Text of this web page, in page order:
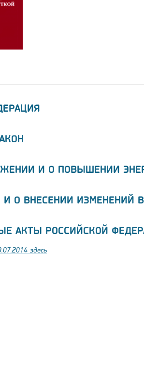
И О ПОВЫШЕНИИ
И О ВНЕСЕНИИ ИЗМЕНЕНИЙ
АКТЫ РОССИЙСКОЙ
здесь